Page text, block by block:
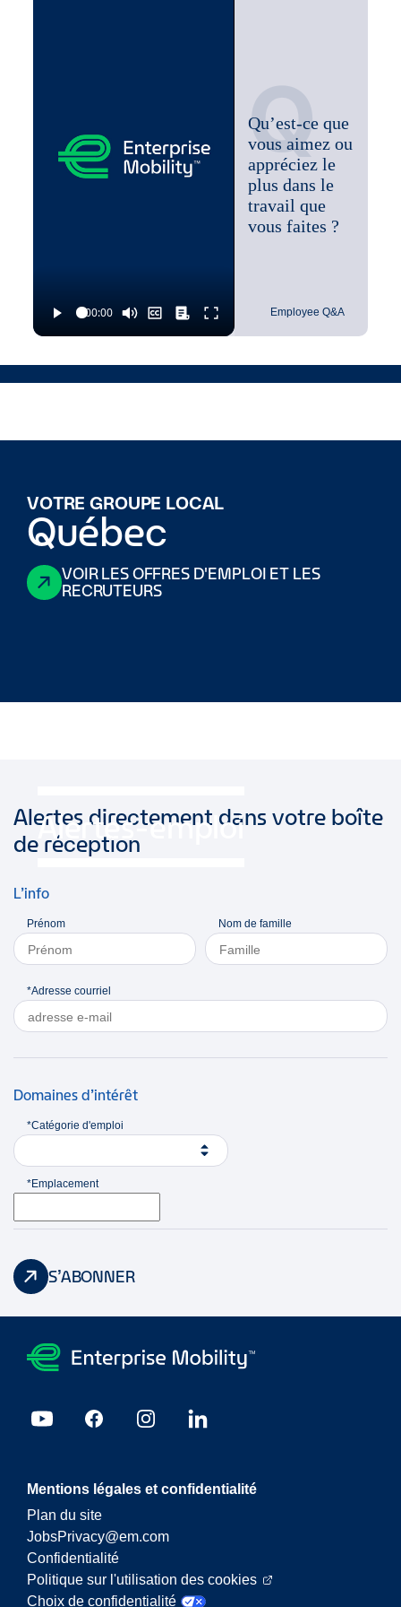
Q
Qu’est-ce que
vous aimez ou
appréciez le
plus dans le
travail que
vous faites ?
Employee Q&A
VOTRE GROUPE LOCAL
Québec
VOIR LES OFFRES D'EMPLOI ET LES
RECRUTEURS
Alertes-emploi
Alertes directement dans votre boîte
de réception
L’info
Prénom Nom de famille
*Adresse courriel
Domaines d’intérêt
*Catégorie d'emploi
*Emplacement
S’ABONNER
Mentions légales et confidentialité
Plan du site
JobsPrivacy@em.com
Confidentialité
Politique sur l'utilisation des cookies
Choix de confidentialité